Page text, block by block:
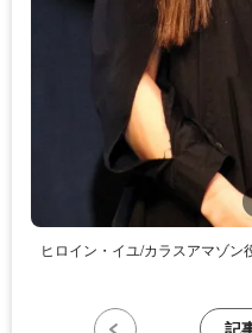
ヒロイン・イユ/カラスアマゾン